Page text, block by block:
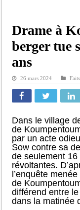
Drame à
berger tue
ans
26 mars 2024
Dans le village
de
par un acte
Sow contre sa
de seulement
révoltantes.
l’enquête
de
différend entre
dans la matinée